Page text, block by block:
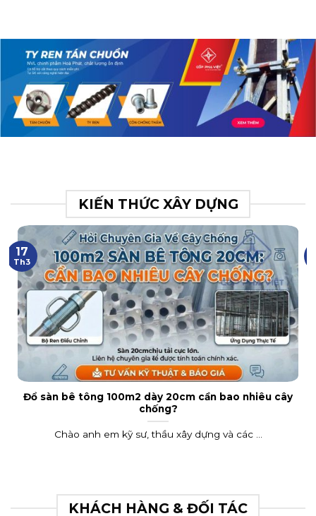
KIẾN THỨC XÂY DỰNG
Đổ sàn bê tông 100m2 dày 20cm cần bao nhiêu cây
chống?
Chào anh em kỹ sư, thầu xây dựng và các ...
17
Th3
KHÁCH HÀNG & ĐỐI TÁC